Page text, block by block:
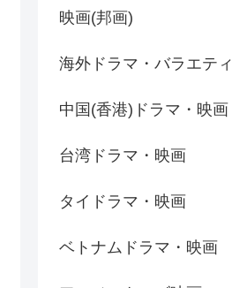
映画(邦画)
海外ドラマ・バラエティ
中国(香港)ドラマ・映画
台湾ドラマ・映画
タイドラマ・映画
ベトナムドラマ・映画